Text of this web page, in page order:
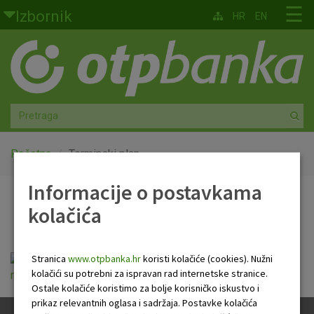
Skoči na glavni sadržaj
Izbornik
Građani
Privatno bankarstvo
Agro
Mala poduzeća i obrtnici
Srednja i velika poduzeća
Globalna tržišta
Faktoring
O nama
☰
HR EN
Početna Terminski plan
Terminski plan
Terminski plan banke za izvršenje platnih
naloga 12-24.pdf
Informacije o postavkama
kolačića
Stranica www.otpbanka.hrkoristi kolačiće (cookies). Nužni
kolačići su potrebni za ispravan rad internetske stranice.
Ostale kolačiće koristimo za bolje korisničko iskustvo i
prikaz relevantnih oglasa i sadržaja. Postavke kolačića